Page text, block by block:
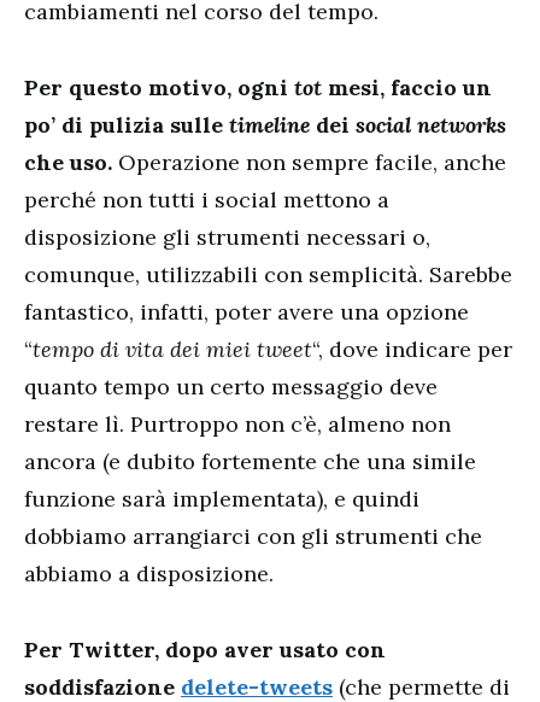
cambiamenti nel corso del tempo.
Per questo motivo, ogni tot mesi, faccio un
po’ di pulizia sulle timeline dei social networks
che uso. Operazione non sempre facile, anche
perché non tutti i social mettono a
disposizione gli strumenti necessari o,
comunque, utilizzabili con semplicità. Sarebbe
fantastico, infatti, poter avere una opzione
“tempo di vita dei miei tweet“, dove indicare per
quanto tempo un certo messaggio deve
restare lì. Purtroppo non c’è, almeno non
ancora (e dubito fortemente che una simile
funzione sarà implementata), e quindi
dobbiamo arrangiarci con gli strumenti che
abbiamo a disposizione.
Per Twitter, dopo aver usato con
soddisfazione delete-tweets (che permette di